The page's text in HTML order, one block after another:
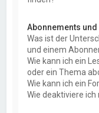
Abonnements
Was ist der
und einem
Wie kann ich ein
oder ein Thema
Wie kann ich ein
Wie deaktiviere